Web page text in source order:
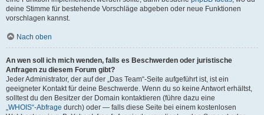
deine Stimme für bestehende Vorschläge abgeben oder neue Funktionen
vorschlagen kannst.
Nach oben
An wen soll ich mich wenden, falls es Beschwerden oder juristische
Anfragen zu diesem Forum gibt?
Jeder Administrator, der auf der „Das Team“-Seite aufgeführt ist, ist ein
geeigneter Kontakt für deine Beschwerde. Wenn du so keine Antwort erhältst,
solltest du den Besitzer der Domain kontaktieren (führe dazu eine
„WHOIS“-Abfrage durch) oder — falls diese Seite bei einem kostenlosen